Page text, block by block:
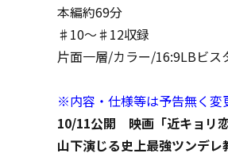
本編約69分
♯10～♯12収録
片面一層/カラー/16:9LBビ
※内容・仕様等は予告無く変
10/11公開 映画「近キョリ
山下演じる史上最強ツンデ